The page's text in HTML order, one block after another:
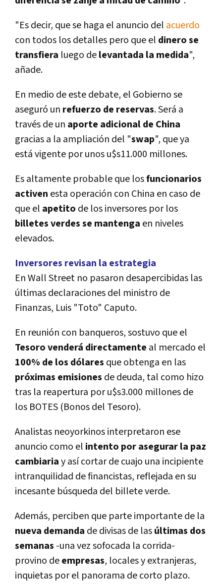
"Es decir, que se haga el anuncio del acuerdo
con todos los detalles pero que el dinero se
transfiera luego delevantada la medida",
añade.
En medio de este debate, el Gobierno se
aseguró un refuerzo de reservas. Será a
través de un aporte adicional de China
gracias a la ampliación del "swap", que ya
está vigente por unos u$s11.000 millones.
Es altamente probable que losfuncionarios
activen esta operación con China en caso de
que el apetito de los inversores por los
billetes verdes se mantenga en niveles
elevados.
Inversores revisan la estrategia
En Wall Street no pasaron desapercibidas las
últimas declaraciones del ministro de
Finanzas, Luis "Toto" Caputo.
En reunión con banqueros, sostuvo que el
Tesoro venderá directamente al mercado el
100% de los dólares que obtenga en las
próximas emisiones de deuda, tal como hizo
tras la reapertura por u$s3.000 millones de
los BOTES (Bonos del Tesoro).
Analistas neoyorkinos interpretaron ese
anuncio como el intento por asegurar la paz
cambiariay así­ cortar de cuajo una incipiente
intranquilidad de financistas, reflejada en su
incesante búsqueda del billete verde.
Además, perciben que parte importante de la
nueva demanda de divisas de lasúltimas dos
semanas -una vez sofocada la corrida-
provino deempresas, locales y extranjeras,
inquietas por el panorama de corto plazo.